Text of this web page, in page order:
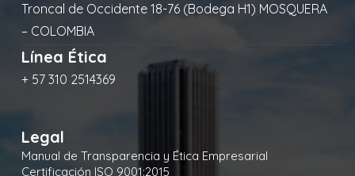
Troncal de Occidente 18-76 (Bodega H1) MOSQUERA
– COLOMBIA
Línea Ética
+ 57 310 2514369
Legal
Manual de Transparencia y Ética Empresarial
Certificación ISO 9001:2015